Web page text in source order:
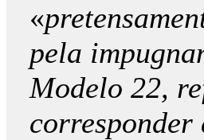
«
pela
Modelo 22,
corresponder